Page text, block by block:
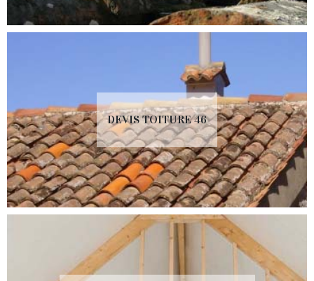
DEVIS TOITURE 46